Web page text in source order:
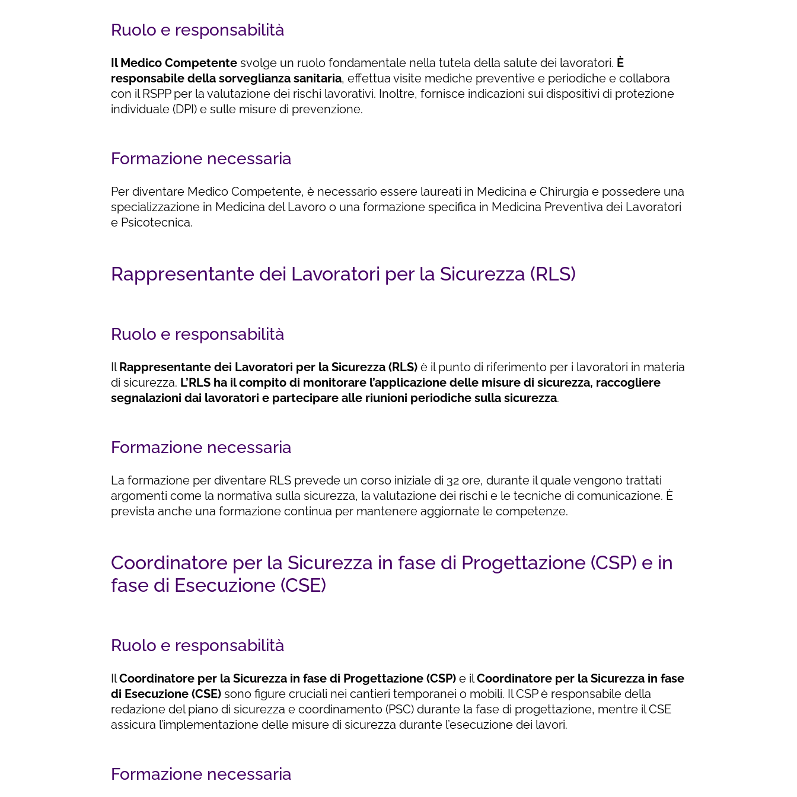
Ruolo e responsabilità
Il Medico Competente svolge un ruolo fondamentale nella tutela della salute dei lavoratori. È
responsabile della sorveglianza sanitaria, effettua visite mediche preventive e periodiche e collabora
con il RSPP per la valutazione dei rischi lavorativi. Inoltre, fornisce indicazioni sui dispositivi di protezione
individuale (DPI) e sulle misure di prevenzione.
Formazione necessaria
Per diventare Medico Competente, è necessario essere laureati in Medicina e Chirurgia e possedere una
specializzazione in Medicina del Lavoro o una formazione specifica in Medicina Preventiva dei Lavoratori
e Psicotecnica.
Rappresentante dei Lavoratori per la Sicurezza (RLS)
Ruolo e responsabilità
IlRappresentante dei Lavoratori per la Sicurezza (RLS) è il punto di riferimento per i lavoratori in materia
di sicurezza. L’RLS ha il compito di monitorare l’applicazione delle misure di sicurezza, raccogliere
segnalazioni dai lavoratori e partecipare alle riunioni periodiche sulla sicurezza.
Formazione necessaria
La formazione per diventare RLS prevede un corso iniziale di 32 ore, durante il quale vengono trattati
argomenti come la normativa sulla sicurezza, la valutazione dei rischi e le tecniche di comunicazione. È
prevista anche una formazione continua per mantenere aggiornate le competenze.
Coordinatore per la Sicurezza in fase di Progettazione (CSP) e in
fase di Esecuzione (CSE)
Ruolo e responsabilità
IlCoordinatore per la Sicurezza in fase di Progettazione (CSP) e ilCoordinatore per la Sicurezza in fase
di Esecuzione (CSE) sono figure cruciali nei cantieri temporanei o mobili. Il CSP è responsabile della
redazione del piano di sicurezza e coordinamento (PSC) durante la fase di progettazione, mentre il CSE
assicura l’implementazione delle misure di sicurezza durante l’esecuzione dei lavori.
Formazione necessaria